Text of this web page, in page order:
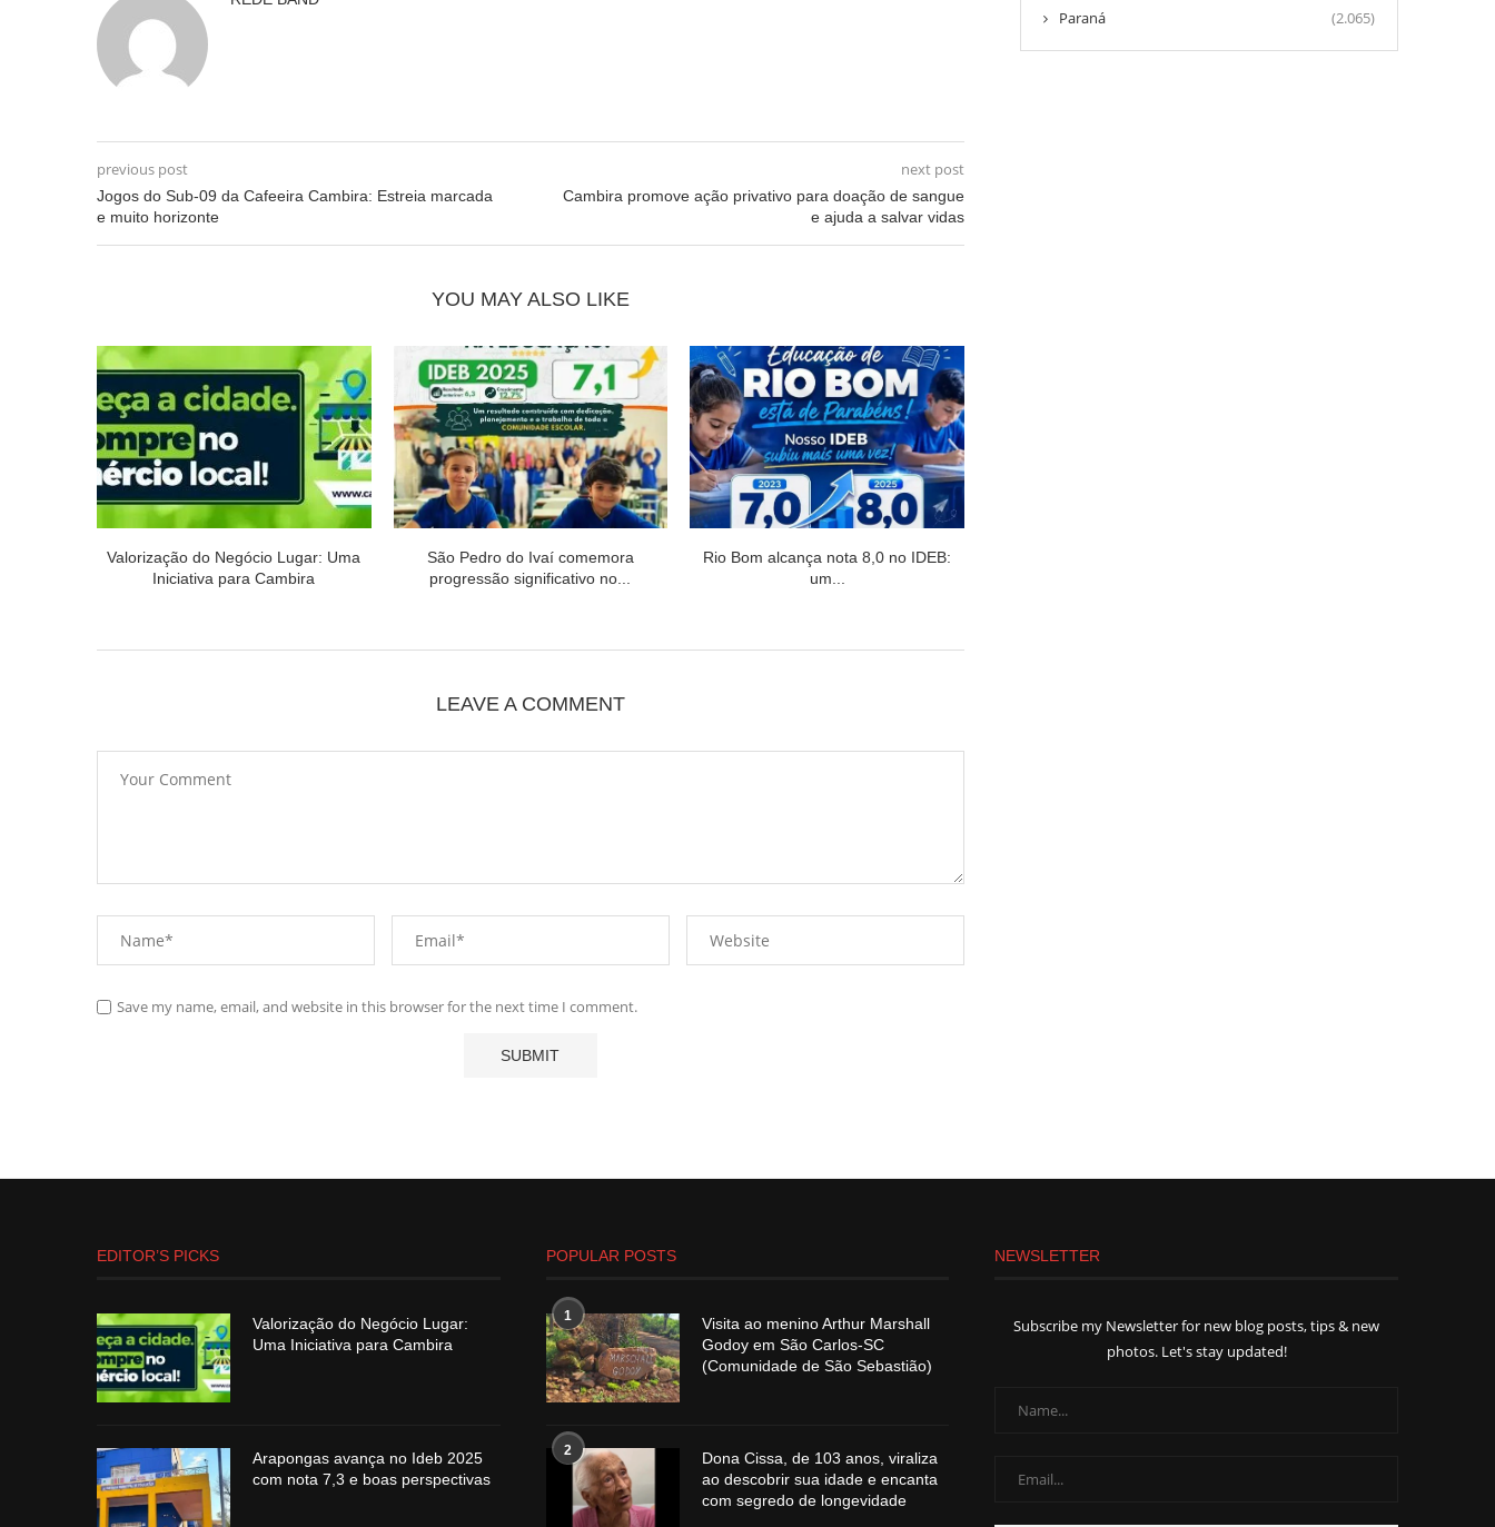
previous post
Jogos do Sub-09 da Cafeeira Cambira: Estreia marcada
e muito horizonte
next post
Cambira promove ação privativo para doação de sangue
e ajuda a salvar vidas
YOU MAY ALSO LIKE
Valorização do Negócio Lugar: Uma
Iniciativa para Cambira
São Pedro do Ivaí comemora
progressão significativo no...
Rio Bom alcança nota 8,0 no IDEB:
um...
LEAVE A COMMENT
Save my name, email, and website in this browser for the next time I comment.
Paraná (2.065)
EDITOR’S PICKS
Valorização do Negócio Lugar:
Uma Iniciativa para Cambira
Arapongas avança no Ideb 2025
com nota 7,3 e boas perspectivas
POPULAR POSTS
1
Visita ao menino Arthur Marshall
Godoy em São Carlos-SC
(Comunidade de São Sebastião)
2
Dona Cissa, de 103 anos, viraliza
ao descobrir sua idade e encanta
com segredo de longevidade
NEWSLETTER
Subscribe my Newsletter for new blog posts, tips & new
photos. Let's stay updated!